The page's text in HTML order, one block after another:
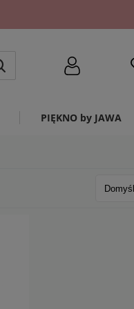
PIĘKNO by JAWA